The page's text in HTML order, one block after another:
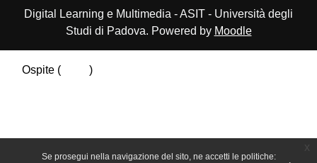
Se prosegui nella navigazione del sito, ne accetti le politiche:
Digital Learning e Multimedia - ASIT - Università degli
Studi di Padova. Powered by Moodle
Ospite (
)